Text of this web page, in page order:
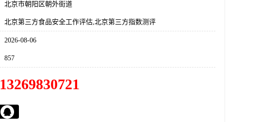
北京市朝阳区朝外街道
北京第三方食品安全工作评估,北京第三方指数测评
2026-08-06
857
13269830721